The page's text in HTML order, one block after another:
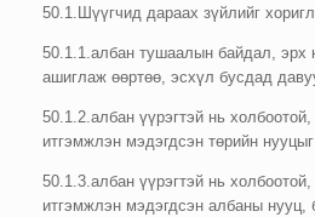
50.1.Шүүгчид дараах зүйлийг
50.1.1.албан тушаалын байдал, эрх
ашиглаж өөртөө, эсхүл бусдад
50.1.2.албан үүрэгтэй нь
итгэмжлэн мэдэгдсэн төрийн
50.1.3.албан үүрэгтэй нь
итгэмжлэн мэдэгдсэн албаны нууц,